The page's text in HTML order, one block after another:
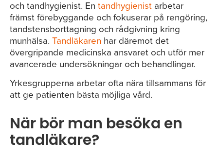
och tandhygienist. En tandhygienist arbetar
främst förebyggande och fokuserar på rengöring,
tandstensborttagning och rådgivning kring
munhälsa. Tandläkaren har däremot det
övergripande medicinska ansvaret och utför mer
avancerade undersökningar och behandlingar.
Yrkesgrupperna arbetar ofta nära tillsammans för
att ge patienten bästa möjliga vård.
När bör man besöka en
tandläkare?